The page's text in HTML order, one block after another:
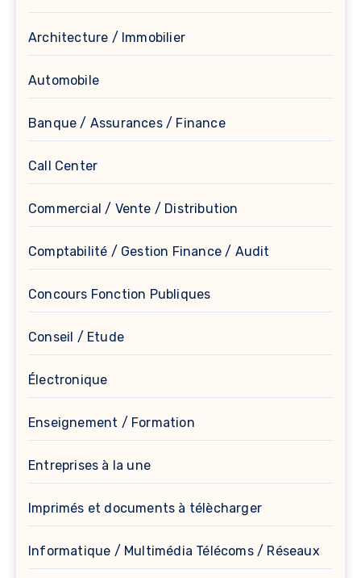
Architecture / Immobilier
Automobile
Banque / Assurances / Finance
Call Center
Commercial / Vente / Distribution
Comptabilité / Gestion Finance / Audit
Concours Fonction Publiques
Conseil / Etude
Électronique
Enseignement / Formation
Entreprises à la une
Imprimés et documents à télècharger
Informatique / Multimédia Télécoms / Réseaux